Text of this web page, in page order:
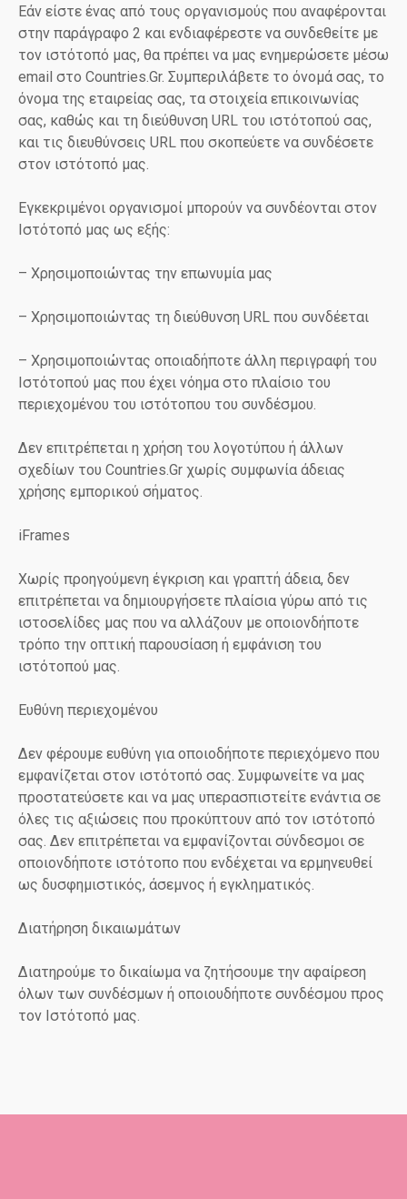
Εάν είστε ένας από τους οργανισμούς που αναφέρονται
στην παράγραφο 2 και ενδιαφέρεστε να συνδεθείτε με
τον ιστότοπό μας, θα πρέπει να μας ενημερώσετε μέσω
email στο Countries.Gr. Συμπεριλάβετε το όνομά σας, το
όνομα της εταιρείας σας, τα στοιχεία επικοινωνίας
σας, καθώς και τη διεύθυνση URL του ιστότοπού σας,
και τις διευθύνσεις URL που σκοπεύετε να συνδέσετε
στον ιστότοπό μας.
Εγκεκριμένοι οργανισμοί μπορούν να συνδέονται στον
Ιστότοπό μας ως εξής:
– Χρησιμοποιώντας την επωνυμία μας
– Χρησιμοποιώντας τη διεύθυνση URL που συνδέεται
– Χρησιμοποιώντας οποιαδήποτε άλλη περιγραφή του
Ιστότοπού μας που έχει νόημα στο πλαίσιο του
περιεχομένου του ιστότοπου του συνδέσμου.
Δεν επιτρέπεται η χρήση του λογοτύπου ή άλλων
σχεδίων του Countries.Gr χωρίς συμφωνία άδειας
χρήσης εμπορικού σήματος.
iFrames
Χωρίς προηγούμενη έγκριση και γραπτή άδεια, δεν
επιτρέπεται να δημιουργήσετε πλαίσια γύρω από τις
ιστοσελίδες μας που να αλλάζουν με οποιονδήποτε
τρόπο την οπτική παρουσίαση ή εμφάνιση του
ιστότοπού μας.
Ευθύνη περιεχομένου
Δεν φέρουμε ευθύνη για οποιοδήποτε περιεχόμενο που
εμφανίζεται στον ιστότοπό σας. Συμφωνείτε να μας
προστατεύσετε και να μας υπερασπιστείτε ενάντια σε
όλες τις αξιώσεις που προκύπτουν από τον ιστότοπό
σας. Δεν επιτρέπεται να εμφανίζονται σύνδεσμοι σε
οποιονδήποτε ιστότοπο που ενδέχεται να ερμηνευθεί
ως δυσφημιστικός, άσεμνος ή εγκληματικός.
Διατήρηση δικαιωμάτων
Διατηρούμε το δικαίωμα να ζητήσουμε την αφαίρεση
όλων των συνδέσμων ή οποιουδήποτε συνδέσμου προς
τον Ιστότοπό μας.